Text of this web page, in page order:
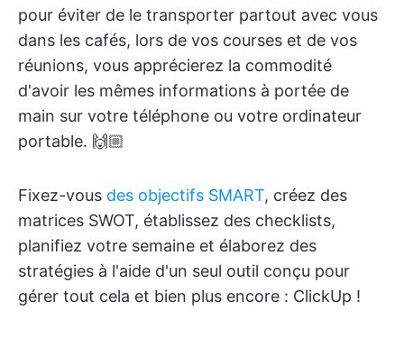
pour éviter de le transporter partout avec vous
dans les cafés, lors de vos courses et de vos
réunions, vous apprécierez la commodité
d'avoir les mêmes informations à portée de
main sur votre téléphone ou votre ordinateur
portable. 🙌🏼
Fixez-vous des objectifs SMART, créez des
matrices SWOT, établissez des checklists,
planifiez votre semaine et élaborez des
stratégies à l'aide d'un seul outil conçu pour
gérer tout cela et bien plus encore : ClickUp !